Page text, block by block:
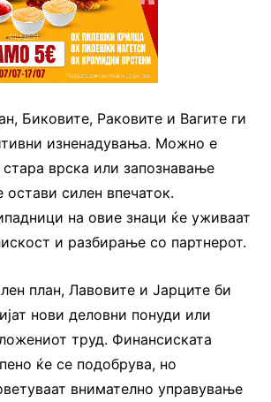
Биковите, Раковите и Вагите ги
изненадувања. Можно е
врска или запознавање
остави силен впечаток.
на овие знаци ќе уживаат
и разбирање со партнерот.
план, Лавовите и Јарците би
нови деловни понуди или
труд. Финансиската
ќе се подобрува, но
внимателно управување